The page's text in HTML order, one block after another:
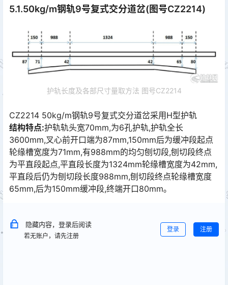
5.1.50kg/m钢轨9号复式交分道岔(图号CZ2214)
护轨长度及各部尺寸量取方法 图号CZ2214
CZ2214 50kg/m钢轨9号复式交分道岔采用H型护轨
结构特点:护轨轨头宽70mm,为6孔护轨,护轨全长
3600mm,叉心前开口端为87mm,150mm后为缓冲段起点
轮缘槽宽度为71mm,有988mm的均匀刨切段,刨切段终点
为平直段起点,平直段长度为1324mm轮缘槽宽度为42mm,
平直段后仍为刨切段长度988mm,刨切段终点轮缘槽宽度
65mm,后为150mm缓冲段,终端开口80mm｡󠅅󠅃󠄵󠅂󠄪󠇖󠆨󠆨󠇕󠆞󠆒󠅬󠇘󠆭󠆘󠇙󠆝󠅵󠇗󠆭󠆁󠄐󠇗󠅹󠅸󠇖󠆍󠅳󠇖󠅹󠅰󠇖󠆌󠅹
隐藏内容，登录后阅读
若无账户，请先注册
登录 注册